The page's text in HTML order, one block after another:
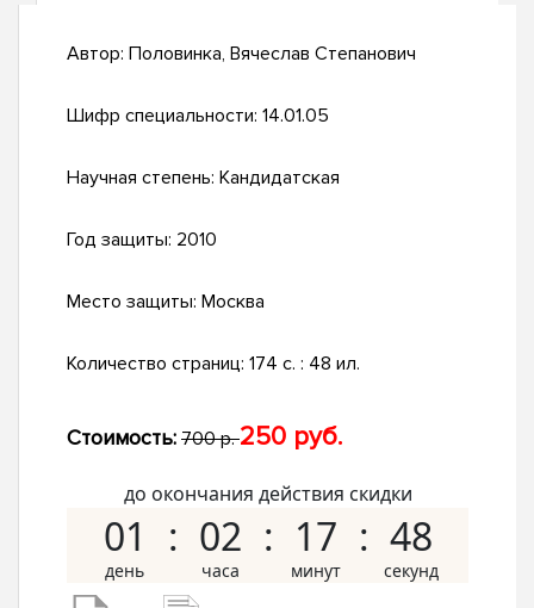
Автор: Половинка, Вячеслав Степанович
Шифр специальности: 14.01.05
Научная степень: Кандидатская
Год защиты: 2010
Место защиты: Москва
Количество страниц: 174 с. : 48 ил.
Стоимость: 700 р.250 руб.
до окончания действия скидки
01 02 17 47